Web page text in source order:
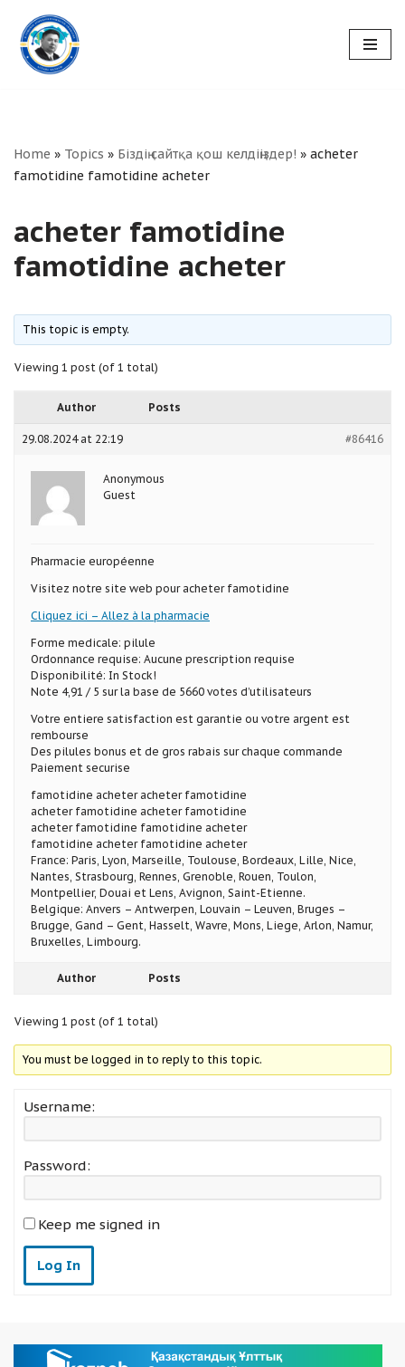
Skip
to
Home » Topics » Біздің сайтқа қош келдіңіздер! » acheter
famotidine famotidine acheter
acheter famotidine
famotidine acheter
This topic is empty.
Viewing 1 post (of 1 total)
Author Posts
29.08.2024 at 22:19 #86416
Anonymous
Guest
Pharmacie européenne
Visitez notre site web pour acheter famotidine
Cliquez ici – Allez à la pharmacie
Forme medicale: pilule
Ordonnance requise: Aucune prescription requise
Disponibilité: In Stock!
Note 4,91 / 5 sur la base de 5660 votes d’utilisateurs
Votre entiere satisfaction est garantie ou votre argent est
rembourse
Des pilules bonus et de gros rabais sur chaque commande
Paiement securise
famotidine acheter acheter famotidine
acheter famotidine acheter famotidine
acheter famotidine famotidine acheter
famotidine acheter famotidine acheter
France: Paris, Lyon, Marseille, Toulouse, Bordeaux, Lille, Nice,
Nantes, Strasbourg, Rennes, Grenoble, Rouen, Toulon,
Montpellier, Douai et Lens, Avignon, Saint-Etienne.
Belgique: Anvers – Antwerpen, Louvain – Leuven, Bruges –
Brugge, Gand – Gent, Hasselt, Wavre, Mons, Liege, Arlon, Namur,
Bruxelles, Limbourg.
Author Posts
Viewing 1 post (of 1 total)
You must be logged in to reply to this topic.
Username:
Password:
Keep me signed in
Log In